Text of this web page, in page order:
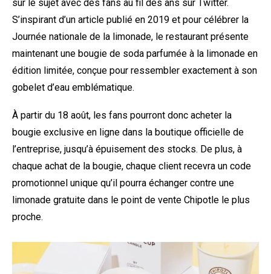
sur le sujet avec des fans au fil des ans sur Twitter.
S’inspirant d’un article publié en 2019 et pour célébrer la
Journée nationale de la limonade, le restaurant présente
maintenant une bougie de soda parfumée à la limonade en
édition limitée, conçue pour ressembler exactement à son
gobelet d’eau emblématique.
À partir du 18 août, les fans pourront donc acheter la
bougie exclusive en ligne dans la boutique officielle de
l’entreprise, jusqu’à épuisement des stocks. De plus, à
chaque achat de la bougie, chaque client recevra un code
promotionnel unique qu’il pourra échanger contre une
limonade gratuite dans le point de vente Chipotle le plus
proche.